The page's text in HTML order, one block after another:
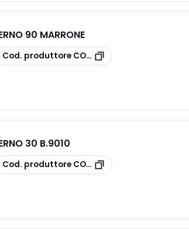
90 MARRONE
Cod. produttore CONAE90M
30 B.9010
Cod. produttore CONAE30